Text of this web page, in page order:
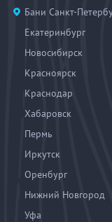
Бани Санкт-
Екатеринбург
Новосибирск
Красноярск
Краснодар
Хабаровск
Пермь
Иркутск
Оренбург
Нижний Новгород
Уфа